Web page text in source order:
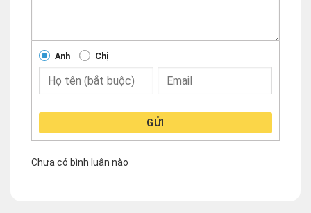
Anh Chị
GỬI
Chưa có bình luận nào